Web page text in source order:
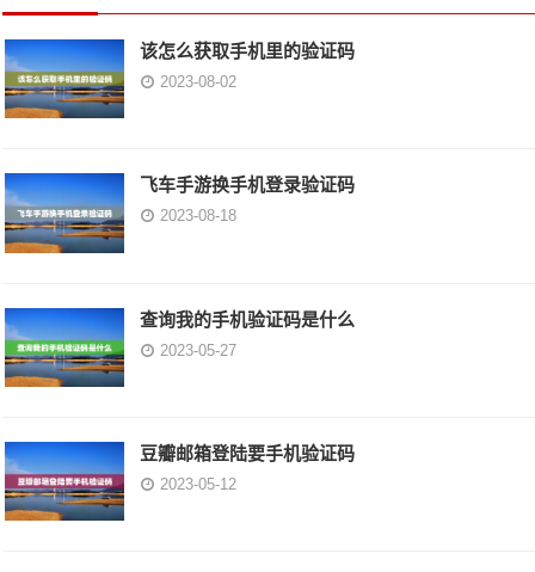
该怎么获取手机里的验证码
2023-08-02
飞车手游换手机登录验证码
2023-08-18
查询我的手机验证码是什么
2023-05-27
豆瓣邮箱登陆要手机验证码
2023-05-12